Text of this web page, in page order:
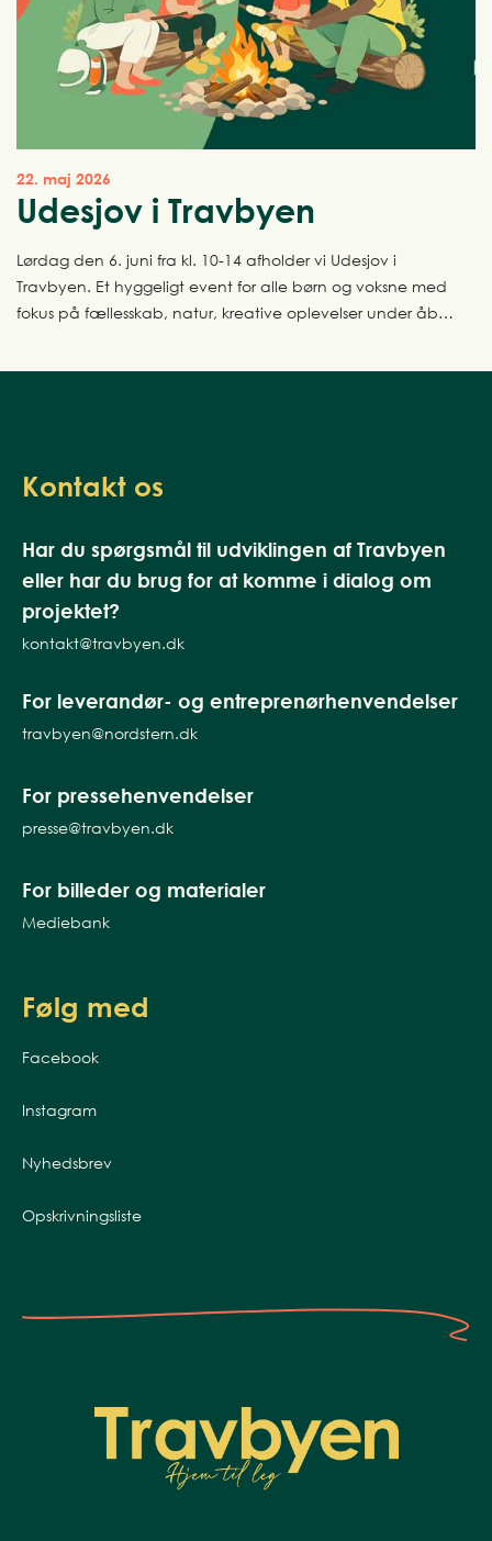
22. maj 2026
Udesjov i Travbyen
Lørdag den 6. juni fra kl. 10-14 afholder vi Udesjov i
Travbyen. Et hyggeligt event for alle børn og voksne med
fokus på fællesskab, natur, kreative oplevelser under åben
Kontakt os
Har du spørgsmål til udviklingen af Travbyen
eller har du brug for at komme i dialog om
projektet?
kontakt@travbyen.dk
For leverandør- og entreprenørhenvendelser
travbyen@nordstern.dk
For pressehenvendelser
presse@travbyen.dk
For billeder og materialer
Mediebank
Følg med
Facebook
Instagram
Nyhedsbrev
Opskrivningsliste